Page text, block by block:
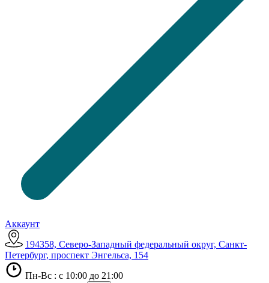
Аккаунт
194358, Северо-Западный федеральный округ, Санкт-
Петербург, проспект Энгельса, 154
Пн-Вс : с 10:00 до 21:00